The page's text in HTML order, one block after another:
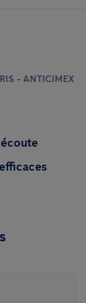
- ANTICIMEX